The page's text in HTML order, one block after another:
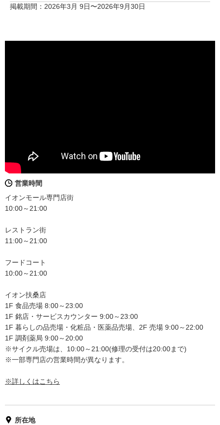
掲載期間：2026年3月 9日〜2026年9月30日
営業時間
イオンモール専門店街
10:00～21:00
レストラン街
11:00～21:00
フードコート
10:00～21:00
イオン扶桑店
1F 食品売場 8:00～23:00
1F 銘店・サービスカウンター 9:00～23:00
1F 暮らしの品売場・化粧品・医薬品売場、2F 売場 9:00～22:00
1F 調剤薬局 9:00～20:00
※サイクル売場は、10:00～21:00(修理の受付は20:00まで)
※一部専門店の営業時間が異なります。
※詳しくはこちら
所在地